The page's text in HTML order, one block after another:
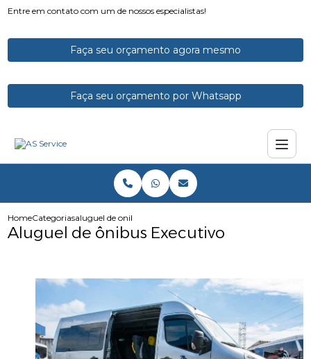
Entre em contato com um de nossos especialistas!
Faça seu orçamento agora mesmo
Faça seu orçamento por Whatsapp
HomeCategoriasaluguel de onibus executivo
Aluguel de ônibus Executivo